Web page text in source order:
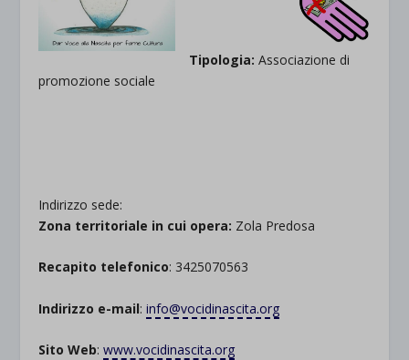
Tipologia: Associazione di
promozione sociale
Indirizzo sede:
Zona territoriale in cui opera: Zola Predosa
Recapito telefonico: 3425070563
Indirizzo e-mail:info@vocidinascita.org
Sito Web:www.vocidinascita.org